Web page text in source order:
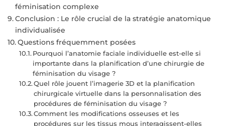
féminisation complexe
Conclusion : Le rôle crucial de la stratégie anatomique
individualisée
Questions fréquemment posées
Pourquoi l’anatomie faciale individuelle est-elle si
importante dans la planification d’une chirurgie de
féminisation du visage ?
Quel rôle jouent l’imagerie 3D et la planification
chirurgicale virtuelle dans la personnalisation des
procédures de féminisation du visage ?
Comment les modifications osseuses et les
procédures sur les tissus mous interagissent-elles